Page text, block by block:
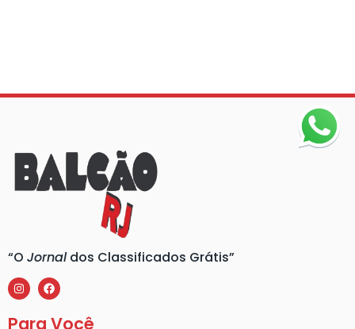
“O Jornaldos Classificados Grátis”
Para Você